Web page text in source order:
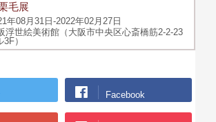
毛展
年08月31日-2022年02月27日
浮世絵美術館（大阪市中央区心斎橋筋2-2-23
）
Facebook